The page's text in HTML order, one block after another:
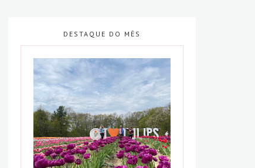
DESTAQUE DO MÊS